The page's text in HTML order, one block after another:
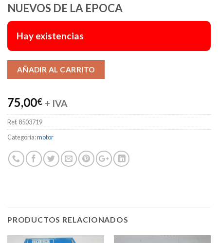
NUEVOS DE LA EPOCA
Hay existencias
AÑADIR AL CARRITO
75,00€ + IVA
Ref. 8503719
Categoría:motor
PRODUCTOS RELACIONADOS